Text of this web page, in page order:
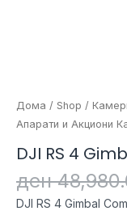
Дома / Shop /
Апарати и Акциони
DJI RS 4
ден
DJI RS 4 Gimbal